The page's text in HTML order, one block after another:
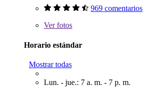
969 comentarios
Verfotos
Horario estándar
Mostrar todas
Lun. - jue.: 7 a. m. - 7 p. m.